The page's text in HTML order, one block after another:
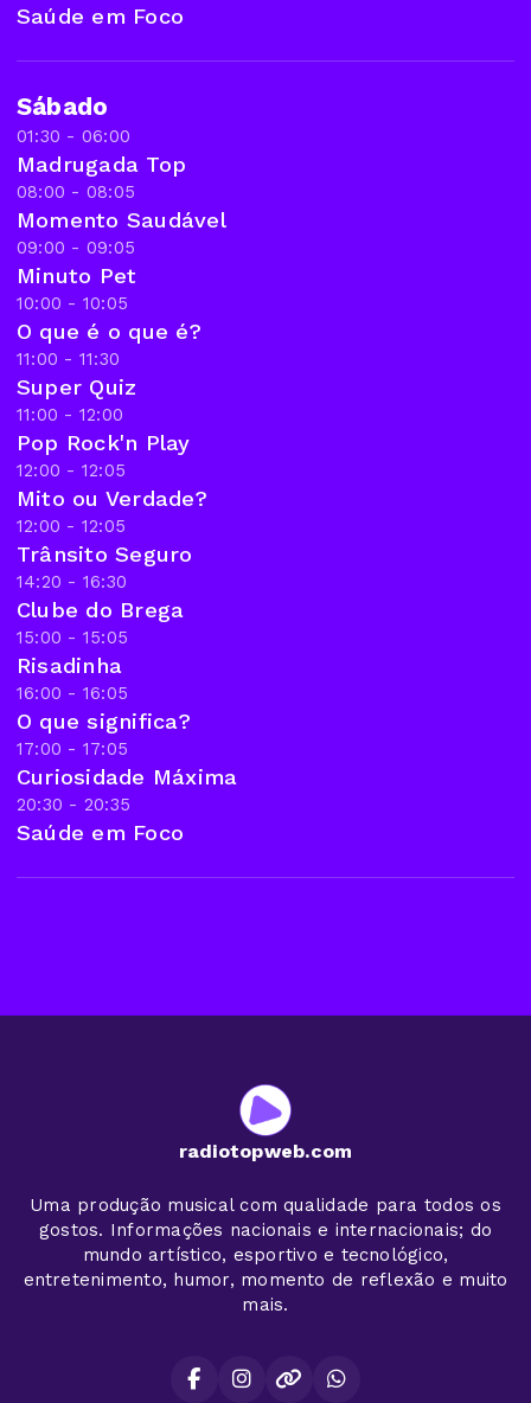
Saúde em Foco
Sábado
01:30 - 06:00
Madrugada Top
08:00 - 08:05
Momento Saudável
09:00 - 09:05
Minuto Pet
10:00 - 10:05
O que é o que é?
11:00 - 11:30
Super Quiz
11:00 - 12:00
Pop Rock'n Play
12:00 - 12:05
Mito ou Verdade?
12:00 - 12:05
Trânsito Seguro
14:20 - 16:30
Clube do Brega
15:00 - 15:05
Risadinha
16:00 - 16:05
O que significa?
17:00 - 17:05
Curiosidade Máxima
20:30 - 20:35
Saúde em Foco
radiotopweb.com
Uma produção musical com qualidade para todos os
gostos. Informações nacionais e internacionais; do
mundo artístico, esportivo e tecnológico,
entretenimento, humor, momento de reflexão e muito
mais.